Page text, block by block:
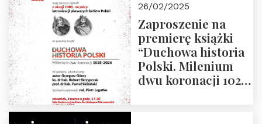
26/02/2025
Zaproszenie na
premierę książki
“Duchowa historia
Polski. Milenium
dwu koronacji 1025-